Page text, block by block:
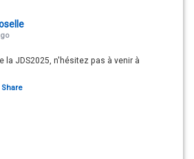
la JDS2025, n'hésitez pas à venir à
Share